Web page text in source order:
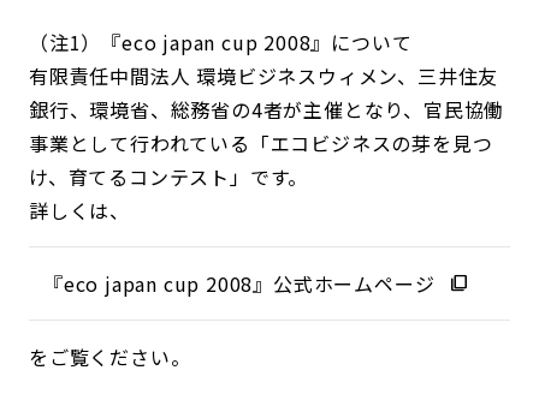
（注1）『eco japan cup 2008』について
有限責任中間法人 環境ビジネスウィメン、三井住友
銀行、環境省、総務省の4者が主催となり、官民協働
事業として行われている「エコビジネスの芽を見つ
け、育てるコンテスト」です。
詳しくは、
『eco japan cup 2008』公式ホームページ
をご覧ください。